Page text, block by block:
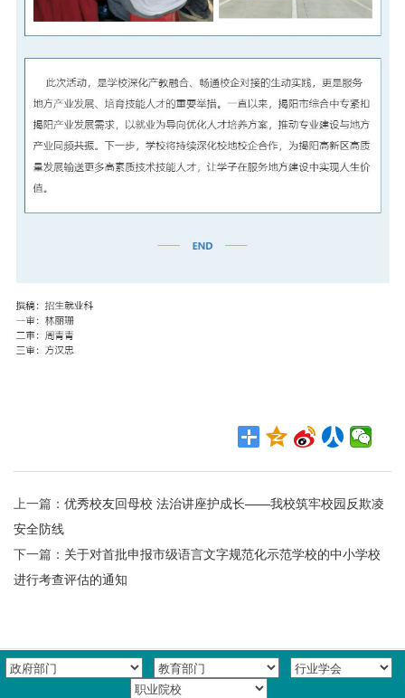
上一篇： 优秀校友回母校 法治讲座护成长——我校筑牢校园反欺凌
安全防线
下一篇： 关于对首批申报市级语言文字规范化示范学校的中小学校
进行考查评估的通知